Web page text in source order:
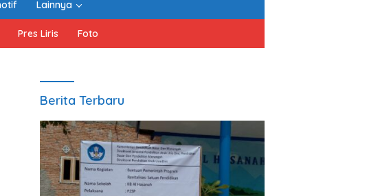
Lainnya
Pres Liris Foto
Berita Terbaru